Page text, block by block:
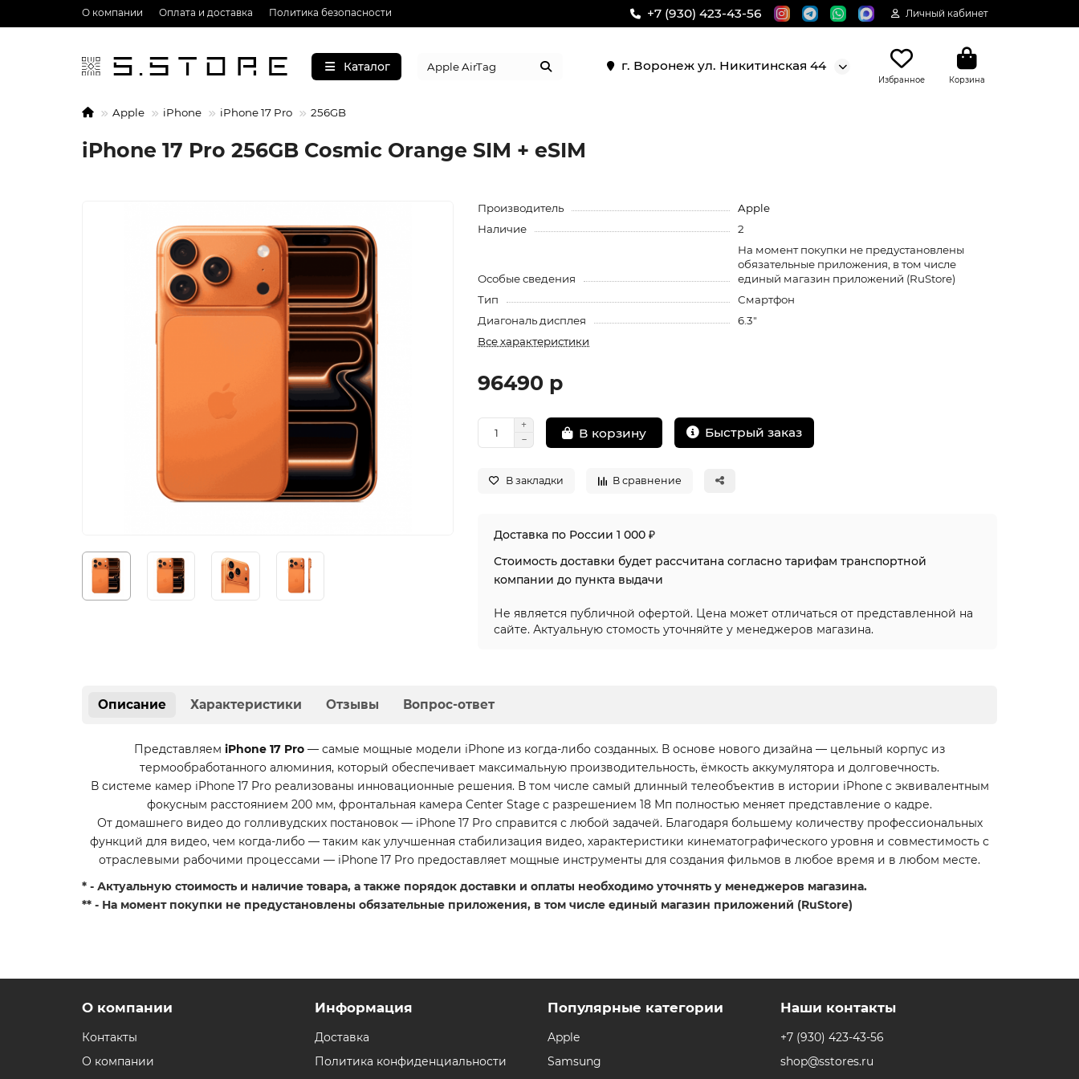
О компании Оплата и доставка Политика безопасности +7 (930) 423-43-56 Личный кабинет
Каталог г. Воронеж ул. Никитинская 44
Избранное Корзина
Apple iPhone iPhone 17 Pro 256GB
iPhone 17 Pro 256GB Cosmic Orange SIM + eSIM
Производитель
Apple
Наличие
2
Особые сведения
На момент покупки не предустановлены
обязательные приложения, в том числе
единый магазин приложений (RuStore)
Тип
Смартфон
Диагональ дисплея
6.3"
Все характеристики
96490 р
В корзину Быстрый заказ
В закладки В сравнение
Доставка по России 1 000 ₽
Стоимость доставки будет рассчитана согласно тарифам транспортной
компании до пункта выдачи
Не является публичной офертой. Цена может отличаться от представленной на
сайте. Актуальную стомость уточняйте у менеджеров магазина.
Описание Характеристики Отзывы Вопрос-ответ
Представляем iPhone 17 Pro — самые мощные модели iPhone из когда-либо созданных. В основе нового дизайна — цельный корпус из
термообработанного алюминия, который обеспечивает максимальную производительность, ёмкость аккумулятора и долговечность.
В системе камер iPhone 17 Pro реализованы инновационные решения. В том числе самый длинный телеобъектив в истории iPhone с эквивалентным
фокусным расстоянием 200 мм, фронтальная камера Center Stage с разрешением 18 Мп полностью меняет представление о кадре.
От домашнего видео до голливудских постановок — iPhone 17 Pro справится с любой задачей. Благодаря большему количеству профессиональных
функций для видео, чем когда-либо — таким как улучшенная стабилизация видео, характеристики кинематографического уровня и совместимость с
отраслевыми рабочими процессами — iPhone 17 Pro предоставляет мощные инструменты для создания фильмов в любое время и в любом месте.
* - Актуальную стоимость и наличие товара, а также порядок доставки и оплаты необходимо уточнять у менеджеров магазина.
** - На момент покупки не предустановлены обязательные приложения, в том числе единый магазин приложений (RuStore)
О компании
Контакты
О компании
Информация
Доставка
Политика конфиденциальности
Популярные категории
Apple
Samsung
Наши контакты
+7 (930) 423-43-56
shop@sstores.ru